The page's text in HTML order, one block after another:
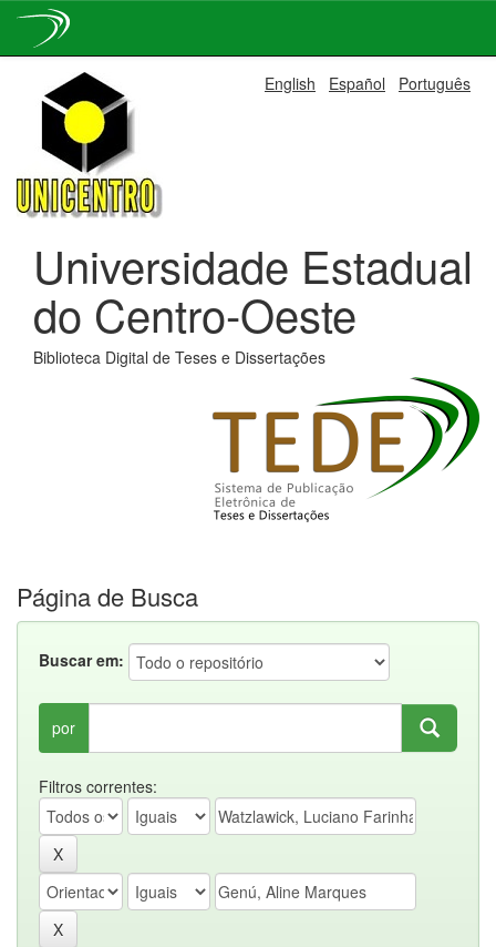
navigation
English Español Português
Universidade Estadual
do Centro-Oeste
Biblioteca Digital de Teses e Dissertações
Página de Busca
Buscar em:
por
Filtros correntes: